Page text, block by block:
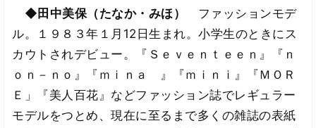
◆田中美保（たなか・みほ）
ファッションモデ
ル。１９８３年１月12日生まれ。小学生のときにス
カウトされデビュー。『Ｓｅｖｅｎｔｅｅｎ』『ｎ
ｏｎ－ｎｏ』『ｍｉｎａ 』『ｍｉｎｉ』『ＭＯＲ
Ｅ」『美人百花』などファッション誌でレギュラー
モデルをつとめ、現在に至るまで多くの雑誌の表紙